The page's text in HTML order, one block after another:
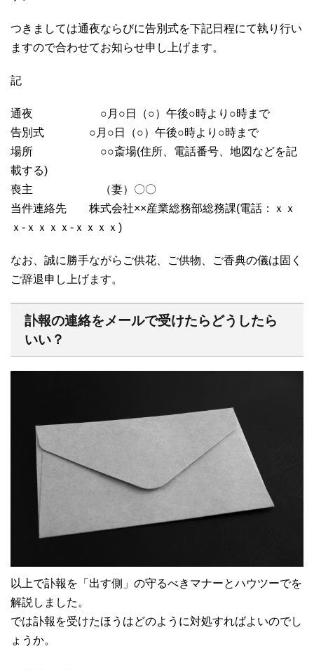
つきましては通夜ならびに告別式を下記日程にて執り行い
ますので合わせてお知らせ申し上げます。
記
通夜 ○月○日（○）午後○時より○時まで
告別式 ○月○日（○）午後○時より○時まで
場所 ○○斎場(住所、電話番号、地図などを記
載する)
喪主 （妻）〇〇
当件連絡先 株式会社××産業総務部総務課(電話：ｘｘ
ｘ-ｘｘｘｘ-ｘｘｘｘ)
なお、誠に勝手ながらご供花、ご供物、ご香典の儀は固く
ご辞退申し上げます。
訃報の連絡をメールで受けたらどうしたら
いい？
以上で訃報を「出す側」の守るべきマナーとハウツーでを
解説しました。
では訃報を受けたほうはどのように対処すればよいのでし
ょうか。